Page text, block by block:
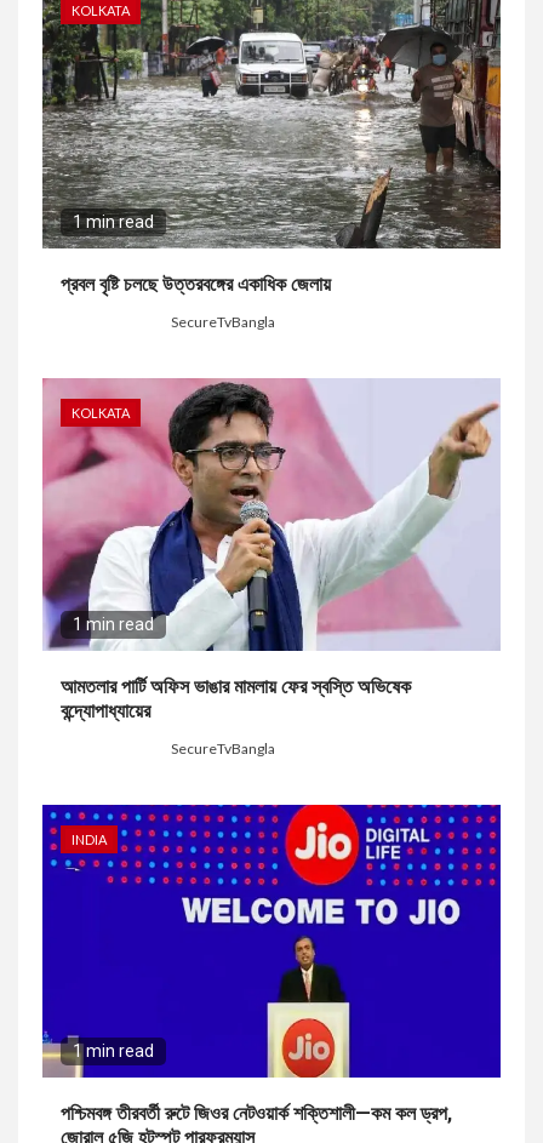
KOLKATA
1 min read
প্রবল বৃষ্টি চলছে উত্তরবঙ্গের একাধিক জেলায়
SecureTvBangla
KOLKATA
1 min read
আমতলার পার্টি অফিস ভাঙার মামলায় ফের স্বস্তি অভিষেক
বন্দ্যোপাধ্যায়ের
SecureTvBangla
INDIA
1 min read
পশ্চিমবঙ্গ তীরবর্তী রুটে জিওর নেটওয়ার্ক শক্তিশালী—কম কল ড্রপ,
জোরাল ৫জি হটস্পট পারফরম্যান্স